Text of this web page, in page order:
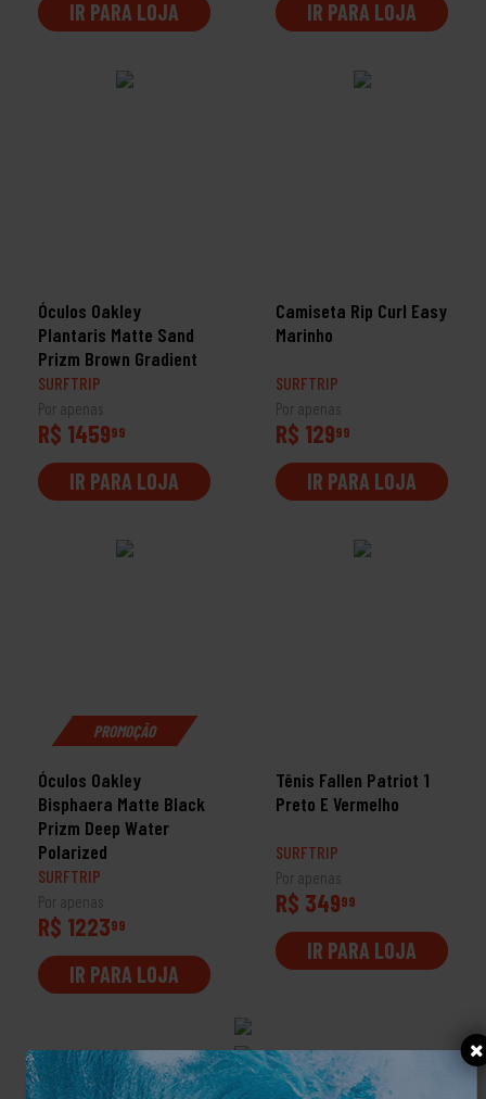
IR PARA LOJA IR PARA LOJA
Óculos Oakley
Plantaris Matte Sand
Prizm Brown Gradient
SURFTRIP
Por apenas
R$ 145999
IR PARA LOJA
Camiseta Rip Curl Easy
Marinho
SURFTRIP
Por apenas
R$ 12999
IR PARA LOJA
PROMOÇÃO
Óculos Oakley
Bisphaera Matte Black
Prizm Deep Water
Polarized
SURFTRIP
Por apenas
R$ 122399
IR PARA LOJA
Tênis Fallen Patriot 1
Preto E Vermelho
SURFTRIP
Por apenas
R$ 34999
IR PARA LOJA